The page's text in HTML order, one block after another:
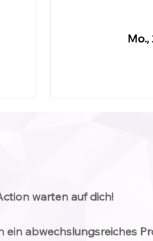
warten auf dich!
abwechslungsreiches
Mo.,